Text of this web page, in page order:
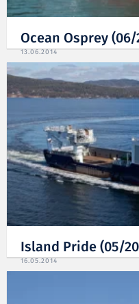
Ocean Osprey (06/
13.06.2014
Island Pride (05/
16.05.2014